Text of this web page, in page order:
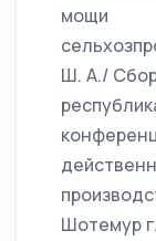
мощи
Ш. А./
Шотемур